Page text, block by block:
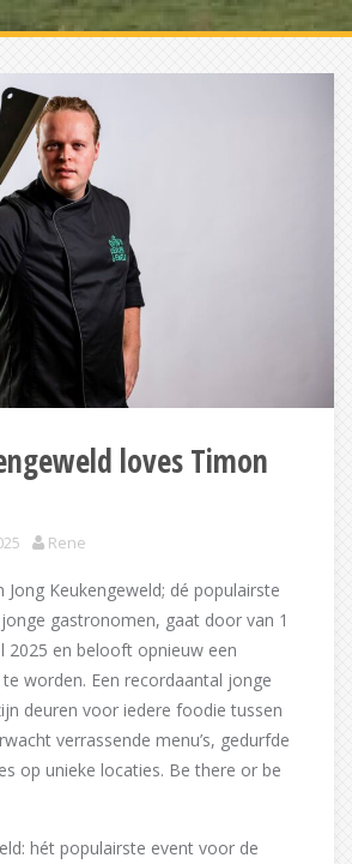
loves Timon
Rene
Jong Keukengeweld; dé populairste
gastronomen, gaat door van 1
2025 en belooft opnieuw een
worden. Een recordaantal jonge
deuren voor iedere foodie tussen
verrassende menu’s, gedurfde
op unieke locaties. Be there or be
hét populairste event voor de